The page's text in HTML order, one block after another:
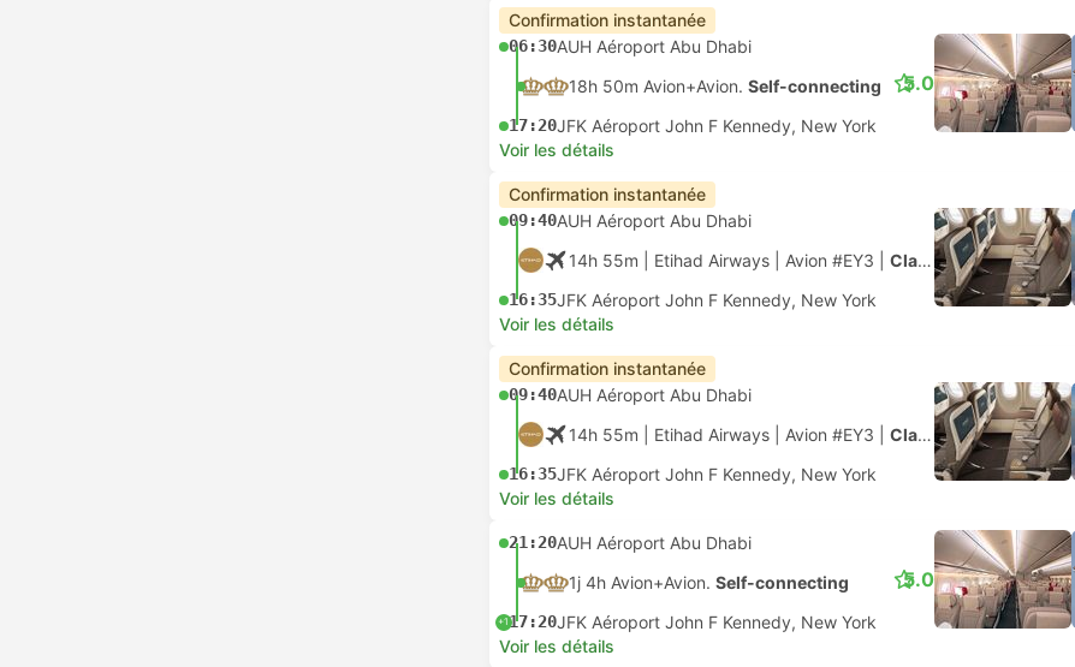
Confirmation instantanée
06:30AUH Aéroport Abu Dhabi
18h 50m Avion+Avion. Self-connecting
17:20JFK Aéroport John F Kennedy, New York
5.0
Voir les détails
Confirmation instantanée
09:40AUH Aéroport Abu Dhabi
14h 55m | Etihad Airways Avion #EY3 Classe économique
16:35JFK Aéroport John F Kennedy, New York
Voir les détails
Confirmation instantanée
09:40AUH Aéroport Abu Dhabi
14h 55m | Etihad Airways Avion #EY3 Classe économique
16:35JFK Aéroport John F Kennedy, New York
Voir les détails
21:20AUH Aéroport Abu Dhabi
1j 4h Avion+Avion. Self-connecting
+117:20JFK Aéroport John F Kennedy, New York
5.0
Voir les détails